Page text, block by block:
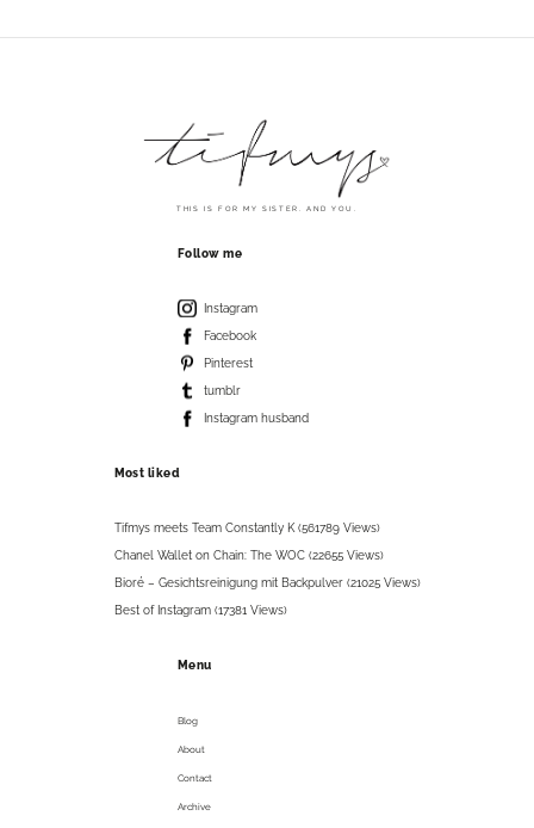
THIS IS FOR MY SISTER. AND YOU.
Follow me
Instagram
Facebook
Pinterest
tumblr
Instagram husband
Most liked
Tifmys meets Team Constantly K (561789 Views)
Chanel Wallet on Chain: The WOC (22655 Views)
Bioré – Gesichtsreinigung mit Backpulver (21025 Views)
Best of Instagram (17381 Views)
Menu
Blog
About
Contact
Archive